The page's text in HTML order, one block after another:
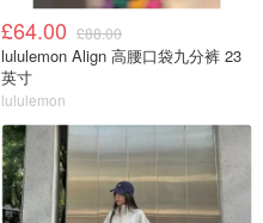
£64.00 £88.00
lululemon Align 高腰口袋九分裤 23
英寸
lululemon